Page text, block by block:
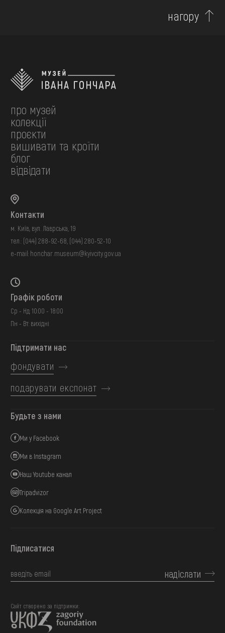
нагору
про музей
колекції
проєкти
вишивати та кроїти
блог
відвідати
Контакти
м. Київ, вул. Лаврська, 19
тел.: (044) 288-92-68 (044) 280-52-10
e-mail: honchar.museum@kyivcity.gov.ua
Графік роботи
Ср - Нд: 10:00 - 18:00
Пн - Вт: вихідні
Підтримати нас
фондувати
подарувати експонат
Будьте з нами
Ми у Facebook
Ми в Instagram
Наш Youtube канал
Tripadvizor
Колекція на Google Art Project
Підписатися
надіслати
Сайт створено за підтримки: